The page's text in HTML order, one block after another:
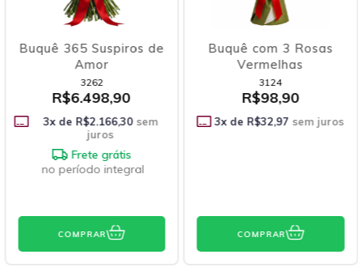
Buquê 365 Suspiros de
Amor
3262
R$6.498,90
3x de R$2.166,30sem
juros
Frete grátis
no período integral
COMPRAR
Buquê com 3 Rosas
Vermelhas
3124
R$98,90
3x de R$32,97 sem juros
COMPRAR